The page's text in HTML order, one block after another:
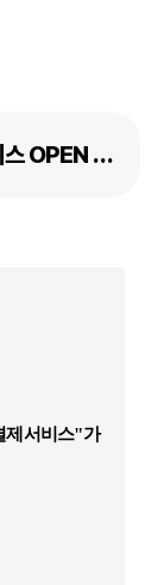
[안내] 화물정보망 최초! 안심결제서비스 OPEN 공지 !!
제서비스"가